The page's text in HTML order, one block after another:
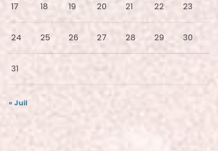
17 18 19 20 21 22 23
24 25 26 27 28 29 30
31
« Juil